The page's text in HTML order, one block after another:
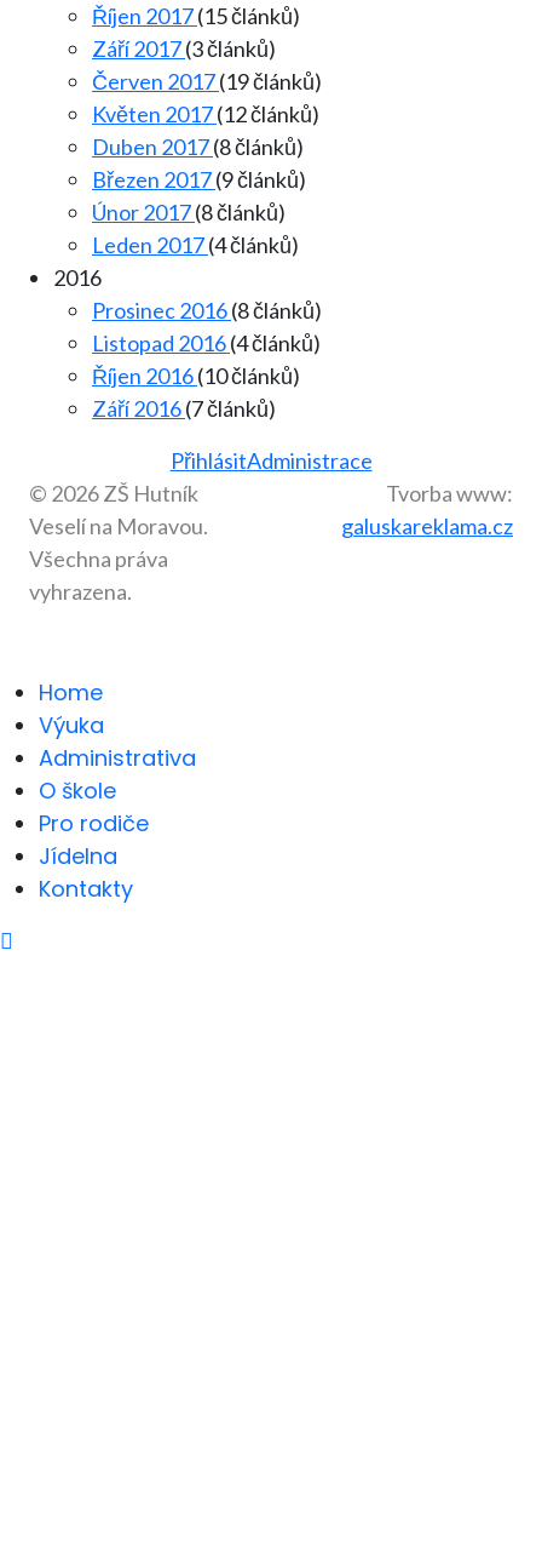
Říjen 2017(15 článků)
Září 2017(3 článků)
Červen 2017(19 článků)
Květen 2017(12 článků)
Duben 2017(8 článků)
Březen 2017(9 článků)
Únor 2017(8 článků)
Leden 2017(4 článků)
2016
Prosinec 2016(8 článků)
Listopad 2016(4 článků)
Říjen 2016(10 článků)
Září 2016(7 článků)
PřihlásitAdministrace
© 2026 ZŠ Hutník
Veselí na Moravou.
Všechna práva
vyhrazena.
Tvorba www:
galuskareklama.cz
Home
Výuka
Administrativa
O škole
Pro rodiče
Jídelna
Kontakty